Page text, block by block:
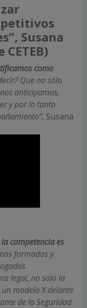
Susana
CETEB)
como
Que no sólo
anticipamos,
y por lo tanto
Susana
competencia es
formados y
legal, no solo la
modelo X delante
de la Seguridad